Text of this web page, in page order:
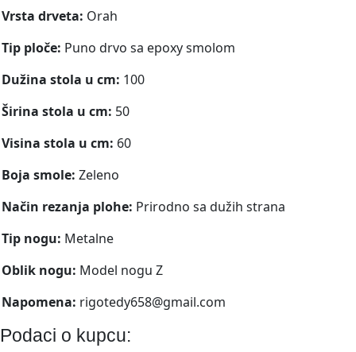
Vrsta drveta: Orah
Tip ploče: Puno drvo sa epoxy smolom
Dužina stola u cm: 100
Širina stola u cm: 50
Visina stola u cm: 60
Boja smole: Zeleno
Način rezanja plohe: Prirodno sa dužih strana
Tip nogu: Metalne
Oblik nogu: Model nogu Z
Napomena: rigotedy658@gmail.com
Podaci o kupcu: